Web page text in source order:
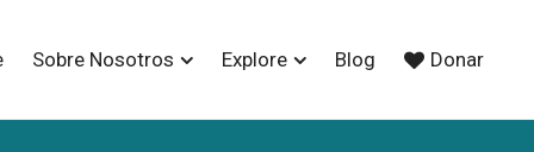
Sobre Nosotros Explore Blog Donar